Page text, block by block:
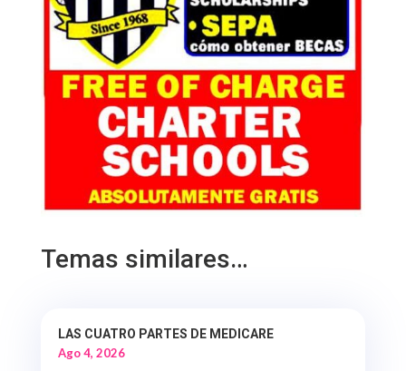
Temas similares…
LAS CUATRO PARTES DE MEDICARE
Ago 4, 2026